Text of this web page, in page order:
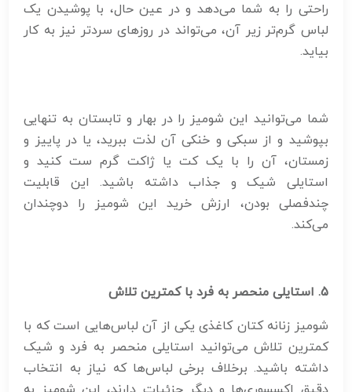
راحتی را به شما می‌دهد و در عین حال، با پوشیدن یک
لباس گرم‌تر زیر آن، می‌تواند در روزهای سردتر نیز به کار
بیاید.
شما می‌توانید این شومیز را در بهار و تابستان به تنهایی
بپوشید و از سبکی و خنکی آن لذت ببرید، یا در پاییز و
زمستان، آن را با یک کت یا ژاکت گرم ست کنید و
استایلی شیک و جذاب داشته باشید. این قابلیت
چندفصلی بودن، ارزش خرید این شومیز را دوچندان
می‌کند.
5. استایلی منحصر به فرد با کمترین تلاش
شومیز زنانه کتان کاغذی یکی از آن لباس‌هایی است که با
کمترین تلاش می‌توانید استایلی منحصر به فرد و شیک
داشته باشید. برخلاف برخی لباس‌ها که نیاز به انتخاب